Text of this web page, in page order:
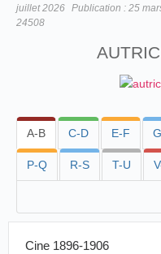
juillet 2026 Publication : 25
24508
A-B C-D E-F
P-Q R-S T-U
Cine 1896-1906